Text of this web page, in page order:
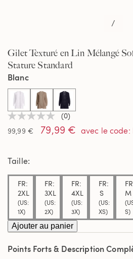
/
Gilet Texturé en Lin Mélangé
Stature Standard
Aucune
valeur
de
sur
même
page.
(0)
99,99 €
79,99 € avec le code:
Blanc
selected
Taille
FR:
2XL
(US:
1X)
FR:
3XL
(US:
2X)
FR:
4XL
(US:
3X)
FR:
S
(US:
XS)
M
S)
Ajouter au panier
Points Forts & Description